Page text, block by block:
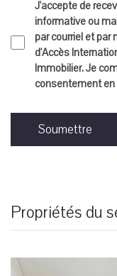
J'accepte de
informative ou
par courriel et par
d'Accès
Immobilier. Je
consentement
Soumettre
Propriétés du